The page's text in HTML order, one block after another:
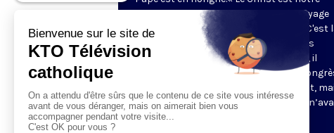
avenir » : telle est la devise de ce 41e voyage
apostolique de François, hors d'Italie. C'est
deuxième fois qu'il se rend dans ce pays
d'Europe centrale : en septembre 2021, il
avait présidé la messe de clôture du
eucharistique international à Budapest,
cette courte visite de quelques heures
pas été considérée comme une visite